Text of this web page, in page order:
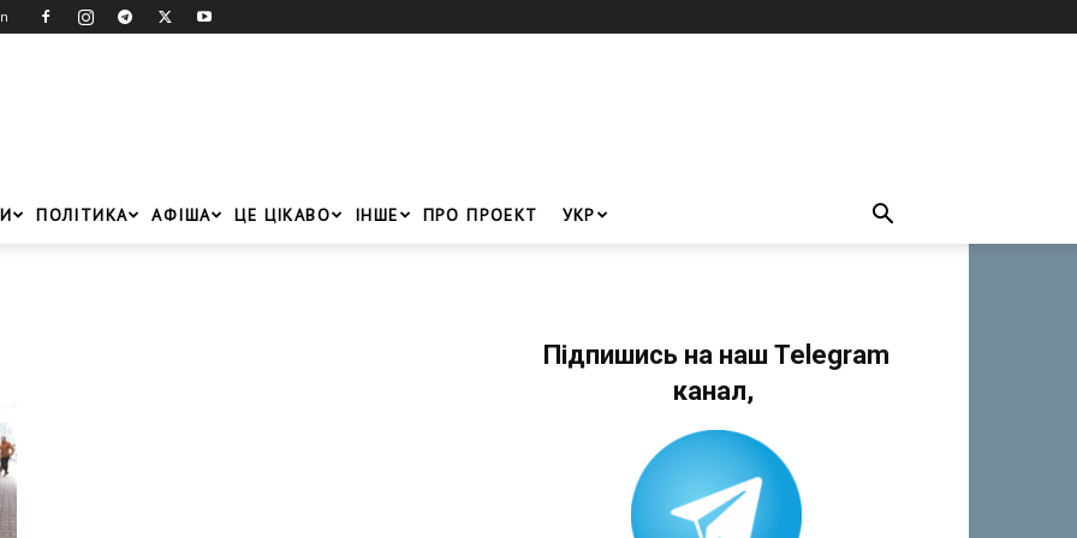
ПОЛІТИКА АФІША ЦЕ ЦІКАВО ІНШЕ ПРО ПРОЕКТ УКР
Підпишись на наш Telegram
канал,